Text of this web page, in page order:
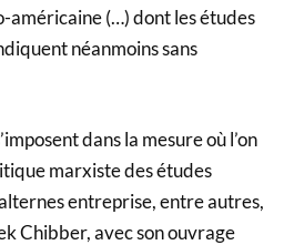
américaine (…) dont les études
néanmoins sans
dans la mesure où l’on
marxiste des études
entreprise, entre autres,
Chibber, avec son ouvrage